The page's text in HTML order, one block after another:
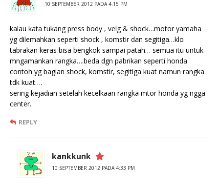
10 SEPTEMBER 2012 PADA 4:15 PM
kalau kata tukang press body , velg & shock…motor yamaha
yg dilemahkan seperti shock , komstir dan segitiga…klo
tabrakan keras bisa bengkok sampai patah… semua itu untuk
mngamankan rangka….beda dgn pabrikan seperti honda
contoh yg bagian shock, komstir, segitiga kuat namun rangka
tdk kuat….
sering kejadian setelah kecelkaan rangka mtor honda yg ngga
center.
REPLY
kankkunk
10 SEPTEMBER 2012 PADA 4:33 PM